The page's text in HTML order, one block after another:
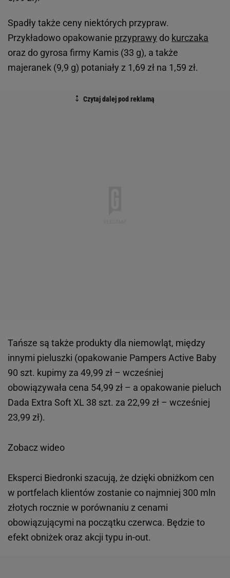
Spadły także ceny niektórych przypraw.
Przykładowo opakowanie przyprawy do kurczaka
oraz do gyrosa firmy Kamis (33 g), a także
majeranek (9,9 g) potaniały z 1,69 zł na 1,59 zł.
Tańsze są także produkty dla niemowląt, między
innymi pieluszki (opakowanie Pampers Active Baby
90 szt. kupimy za 49,99 zł – wcześniej
obowiązywała cena 54,99 zł – a opakowanie pieluch
Dada Extra Soft XL 38 szt. za 22,99 zł – wcześniej
23,99 zł).
Zobacz wideo
Eksperci Biedronki szacują, że dzięki obniżkom cen
w portfelach klientów zostanie co najmniej 300 mln
złotych rocznie w porównaniu z cenami
obowiązującymi na początku czerwca. Będzie to
efekt obniżek oraz akcji typu in-out.